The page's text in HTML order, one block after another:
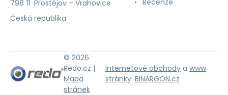
798 11 Prostějov – Vrahovice
Česká republika
Recenze
© 2026
Redo.cz |
Mapa
stránek
Internetové obchody a www
stránky: BINARGON.cz